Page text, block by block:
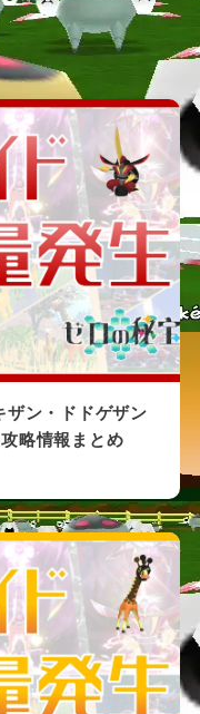
ザン・ドドゲザン
略情報まとめ